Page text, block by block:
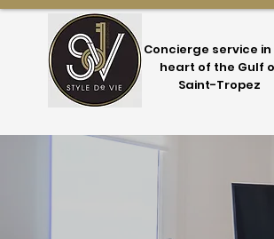
Concierge service
heart of the Gulf
Saint-Tropez